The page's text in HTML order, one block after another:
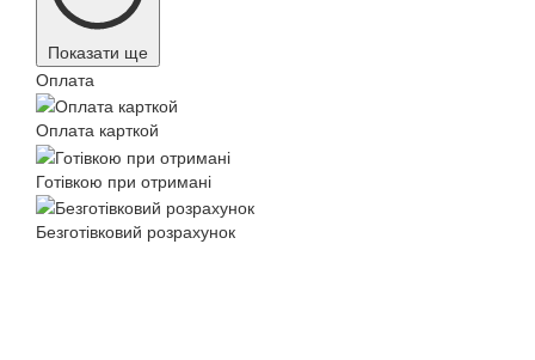
Показати ще
Оплата
Оплата карткой
Готівкою при отримані
Безготівковий розрахунок